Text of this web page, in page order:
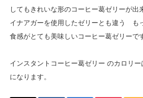
してもきれいな形のコーヒー葛ゼリーが出
イナアガーを使用したゼリーとも違う も
食感がとても美味しいコーヒー葛ゼリーで
インスタントコーヒー葛ゼリー のカロリ
になります。